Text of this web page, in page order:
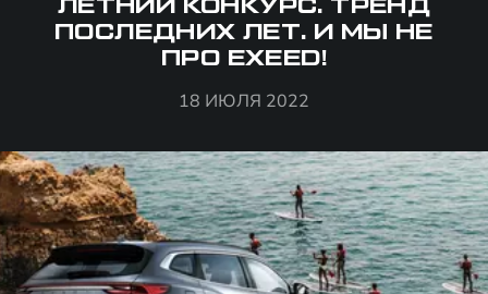
ЛЕТНИЙ КОНКУРС. ТРЕНД
ПОСЛЕДНИХ ЛЕТ. И МЫ НЕ
ПРО EXEED!
18 ИЮЛЯ 2022